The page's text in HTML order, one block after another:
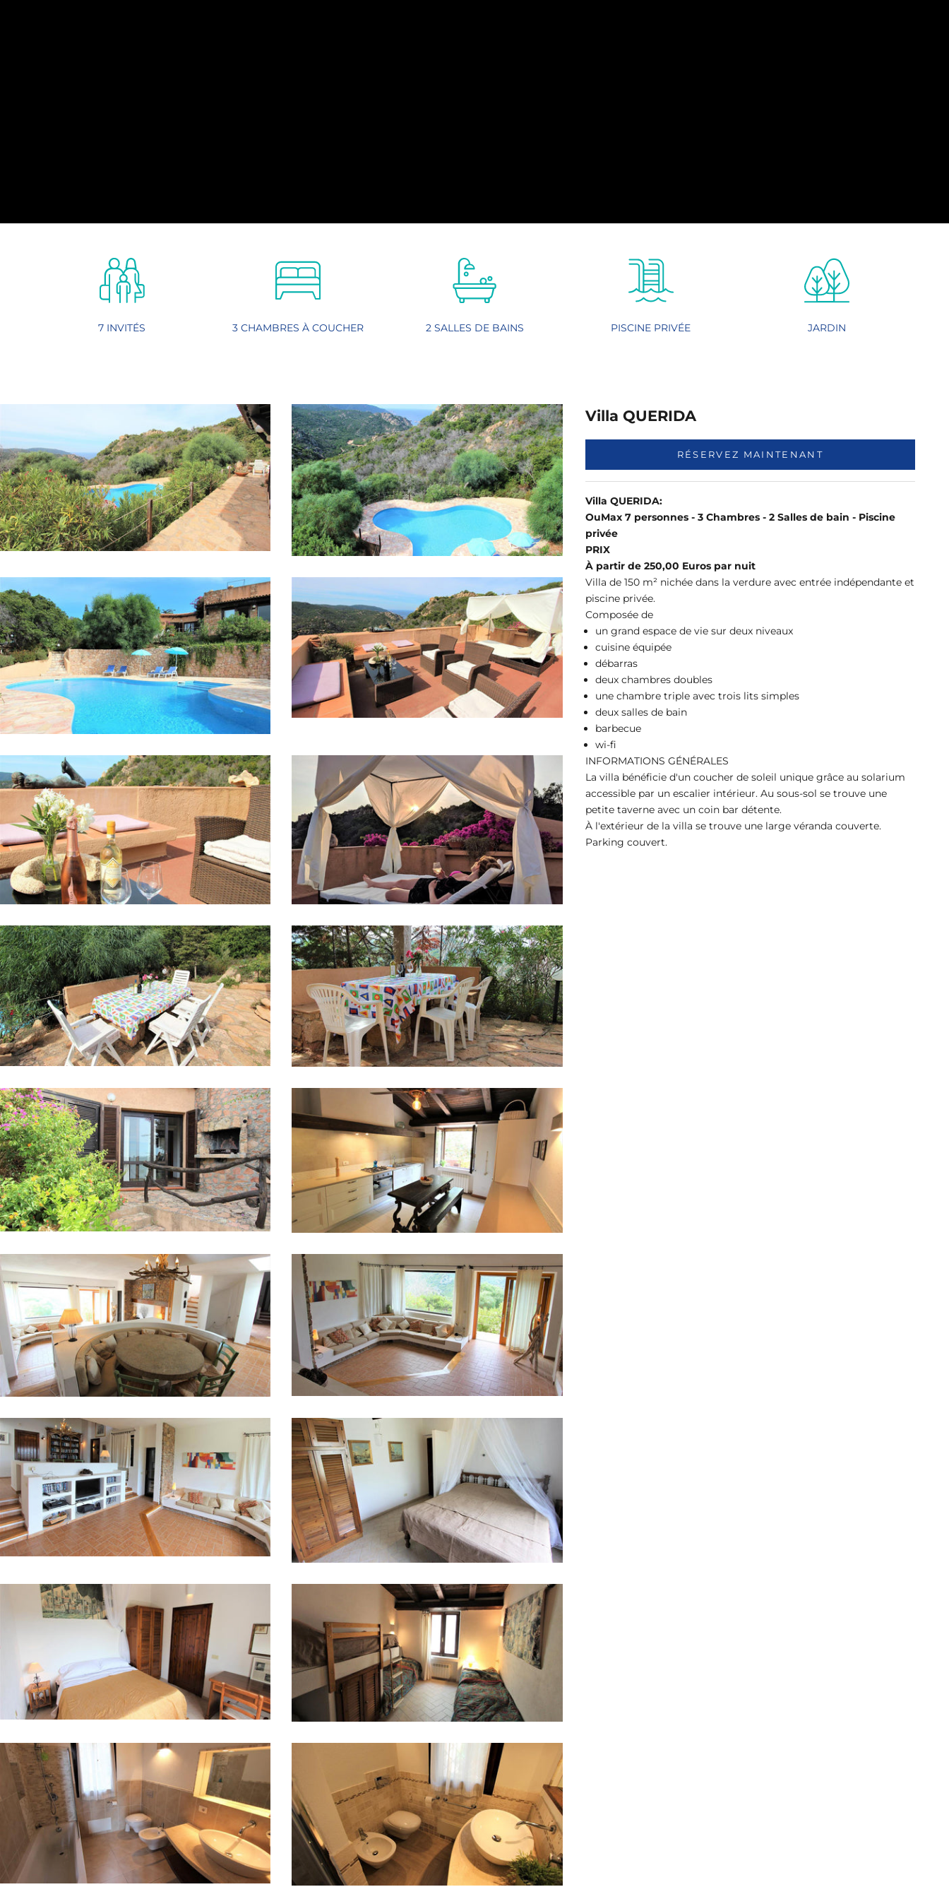
7 INVITÉS 3 CHAMBRES À COUCHER 2 SALLES DE BAINS PISCINE PRIVÉE JARDIN
Villa QUERIDA
RÉSERVEZ MAINTENANT
Villa QUERIDA:
OuMax 7 personnes - 3 Chambres - 2 Salles de bain - Piscine
privée
PRIX
À partir de 250,00 Euros par nuit
Villa de 150 m² nichée dans la verdure avec entrée indépendante et
piscine privée.
Composée de
un grand espace de vie sur deux niveaux
cuisine équipée
débarras
deux chambres doubles
une chambre triple avec trois lits simples
deux salles de bain
barbecue
wi-fi
INFORMATIONS GÉNÉRALES
La villa bénéficie d'un coucher de soleil unique grâce au solarium
accessible par un escalier intérieur. Au sous-sol se trouve une
petite taverne avec un coin bar détente.
À l'extérieur de la villa se trouve une large véranda couverte.
Parking couvert.